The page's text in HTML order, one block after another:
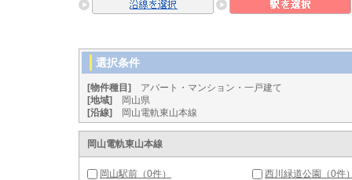
選択条件
[物件種目]
アパート・マンション・一戸建て
[地域]
岡山県
[沿線]
岡山電軌東山本線
岡山電軌東山本線
岡山駅前（0件）
西川緑道公園（0件